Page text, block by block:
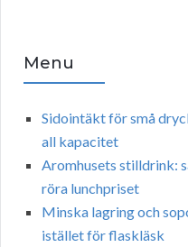
Menu
Sidointäkt för små
all kapacitet
Aromhusets stilldrink:
röra lunchpriset
Minska lagring och
istället för flaskläsk